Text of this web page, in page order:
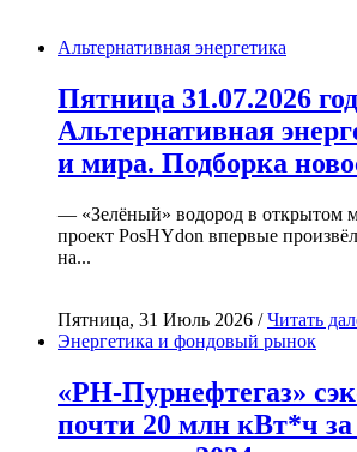
Альтернативная энергетика
Пятница 31.07.2026
Альтернативная
и мира. Подборка
— «Зелёный» водород в открытом
проект PosHYdon впервые
на...
Пятница, 31 Июль 2026 /Читать
Энергетика и фондовый рынок
«РН-Пурнефтегаз»
почти 20 млн кВт*ч за